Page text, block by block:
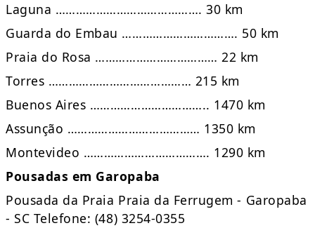
Laguna ……………………………………. 30 km
Guarda do Embau ……………………………. 50 km
Praia do Rosa ……………………………… 22 km
Torres …………………………………… 215 km
Buenos Aires …………………………….. 1470 km
Assunção ………………………………… 1350 km
Montevideo ………………………………. 1290 km
Pousadas em Garopaba
Pousada da Praia Praia da Ferrugem - Garopaba
- SC Telefone: (48) 3254-0355